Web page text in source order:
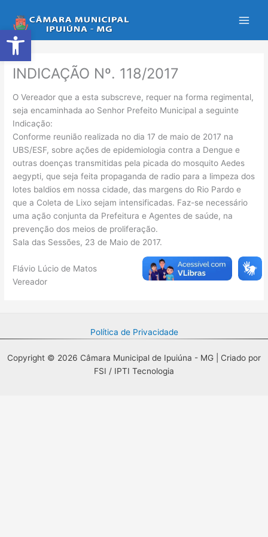
Abrir a barra de ferramentas
para
o
conteúdo
INDICAÇÃO Nº. 118/2017
O Vereador que a esta subscreve, requer na forma regimental,
seja encaminhada ao Senhor Prefeito Municipal a seguinte
Indicação:
Conforme reunião realizada no dia 17 de maio de 2017 na
UBS/ESF, sobre ações de epidemiologia contra a Dengue e
outras doenças transmitidas pela picada do mosquito Aedes
aegypti, que seja feita propaganda de radio para a limpeza dos
lotes baldios em nossa cidade, das margens do Rio Pardo e
que a Coleta de Lixo sejam intensificadas. Faz-se necessário
uma ação conjunta da Prefeitura e Agentes de saúde, na
prevenção dos meios de proliferação.
Sala das Sessões, 23 de Maio de 2017.
Flávio Lúcio de Matos
Vereador
Política de Privacidade
Copyright © 2026 Câmara Municipal de Ipuiúna - MG | Criado por
FSI / IPTI Tecnologia